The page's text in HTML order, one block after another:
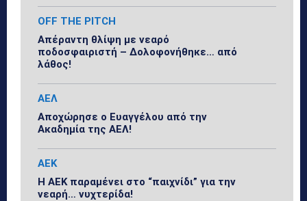
OFF THE PITCH
Απέραντη θλίψη με νεαρό
ποδοσφαιριστή – Δολοφονήθηκε… από
λάθος!
ΑΕΛ
Αποχώρησε ο Ευαγγέλου από την
Ακαδημία της ΑΕΛ!
ΑΕΚ
Η ΑΕΚ παραμένει στο “παιχνίδι” για την
νεαρή… νυχτερίδα!